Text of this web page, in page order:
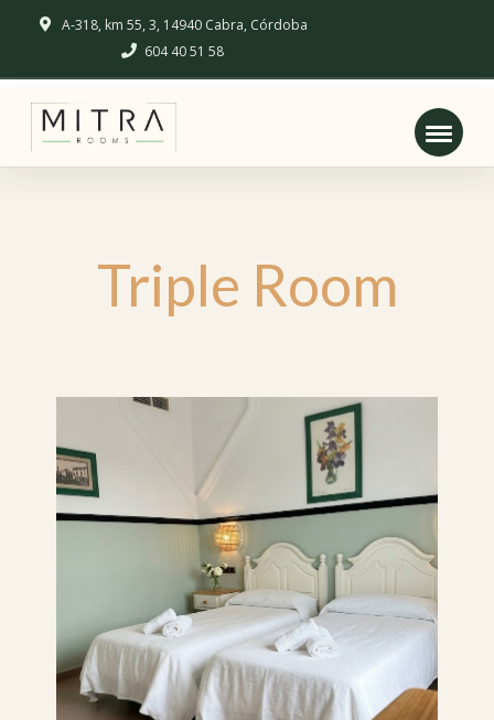
A-318, km 55, 3, 14940 Cabra, Córdoba
604 40 51 58
Triple Room